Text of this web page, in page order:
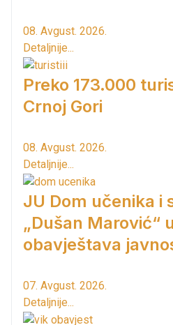
08. Avgust. 2026.
Detaljnije...
Preko 173.000
Crnoj Gori
08. Avgust. 2026.
Detaljnije...
JU Dom učenika i
„Dušan Marović“
obavještava
07. Avgust. 2026.
Detaljnije...